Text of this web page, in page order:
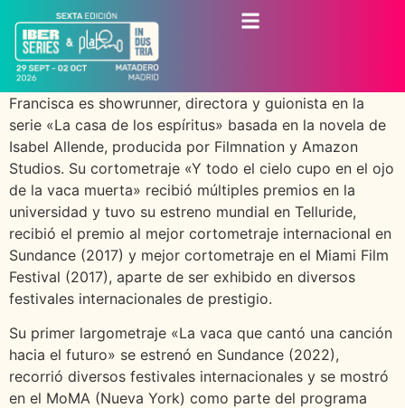
Francisca es showrunner, directora y guionista en la
serie «La casa de los espíritus» basada en la novela de
Isabel Allende, producida por Filmnation y Amazon
Studios. Su cortometraje «Y todo el cielo cupo en el ojo
de la vaca muerta» recibió múltiples premios en la
universidad y tuvo su estreno mundial en Telluride,
recibió el premio al mejor cortometraje internacional en
Sundance (2017) y mejor cortometraje en el Miami Film
Festival (2017), aparte de ser exhibido en diversos
festivales internacionales de prestigio.
Su primer largometraje «La vaca que cantó una canción
hacia el futuro» se estrenó en Sundance (2022),
recorrió diversos festivales internacionales y se mostró
en el MoMA (Nueva York) como parte del programa